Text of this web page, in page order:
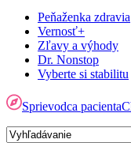
Peňaženka zdravia
Vernosť+
Zľavy a výhody
Dr. Nonstop
Vyberte si stabilitu
Sprievodca pacienta